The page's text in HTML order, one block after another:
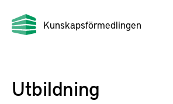
Kunskapsförmedlingen
Utbildning